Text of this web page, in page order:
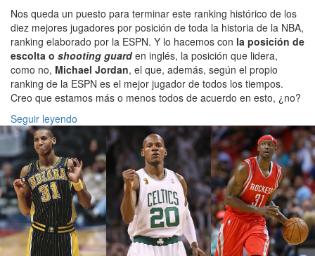
Nos queda un puesto para terminar este ranking histórico de los
diez mejores jugadores por posición de toda la historia de la NBA,
ranking elaborado por la ESPN. Y lo hacemos con la posición de
escolta o shooting guarden inglés, la posición que lidera,
como no, Michael Jordan, el que, además, según el propio
ranking de la ESPN es el mejor jugador de todos los tiempos.
Creo que estamos más o menos todos de acuerdo en esto, ¿no?
Seguir leyendo